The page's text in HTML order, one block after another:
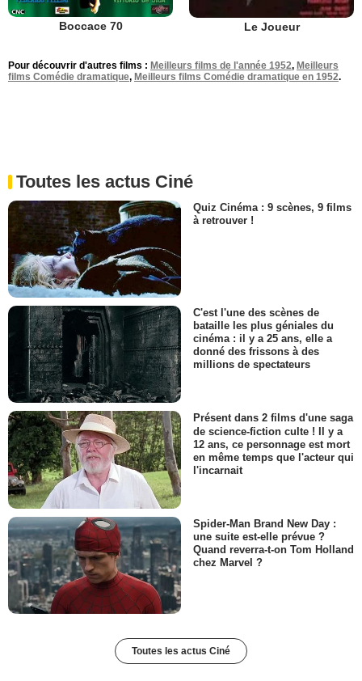
Boccace 70 Le Joueur
Pour découvrir d'autres films : Meilleurs films de l'année 1952, Meilleurs
films Comédie dramatique, Meilleurs films Comédie dramatique en 1952.
Toutes les actus Ciné
Quiz Cinéma : 9 scènes, 9 films
à retrouver !
C'est l'une des scènes de
bataille les plus géniales du
cinéma : il y a 25 ans, elle a
donné des frissons à des
millions de spectateurs
Présent dans 2 films d'une saga
de science-fiction culte ! Il y a
12 ans, ce personnage est mort
en même temps que l'acteur qui
l'incarnait
Spider-Man Brand New Day :
une suite est-elle prévue ?
Quand reverra-t-on Tom Holland
chez Marvel ?
Toutes les actus Ciné